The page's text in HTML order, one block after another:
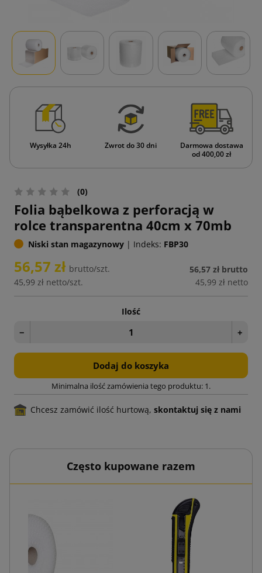
Wysyłka 24h Zwrot do 30 dni
Darmowa dostawa
od 400,00 zł
(0)
Folia bąbelkowa z perforacją w
rolce transparentna 40cm x 70mb
Niski stan magazynowy | Indeks: FBP30
56,57 zł brutto/szt.
45,99 zł netto/szt.
56,57 zł brutto
45,99 zł netto
Ilość
− +
Dodaj do koszyka
Minimalna ilość zamówienia tego produktu: 1.
Chcesz zamówić ilość hurtową, skontaktuj się z nami
Często kupowane razem